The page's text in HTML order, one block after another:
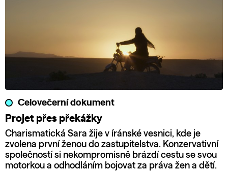
Celovečerní dokument
Projet přes překážky
Charismatická Sara žije v íránské vesnici, kde je
zvolena první ženou do zastupitelstva. Konzervativní
společností si nekompromisně brázdí cestu se svou
motorkou a odhodláním bojovat za práva žen a dětí.